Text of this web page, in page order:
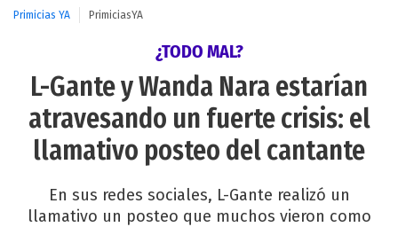
Primicias YA PrimiciasYA
¿TODO MAL?
L-Gante y Wanda Nara estarían
atravesando un fuerte crisis: el
llamativo posteo del cantante
En sus redes sociales, L-Gante realizó un
llamativo un posteo que muchos vieron como